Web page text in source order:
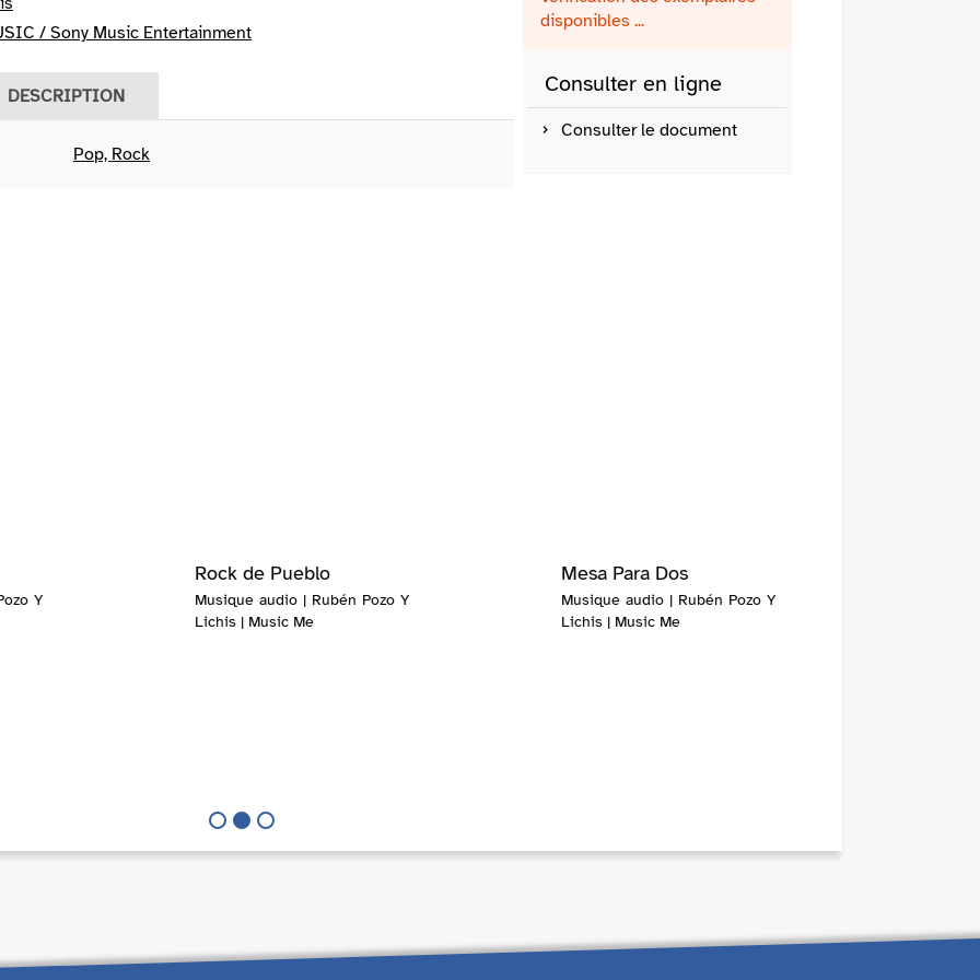
/ Sony Music Entertainment
DESCRIPTION
Pop, Rock
disponibles ...
Consulter en ligne
Consulter le document
Rock de Pueblo
Musique audio | Rubén Pozo Y
Lichis | Music Me
Mesa Para Dos
Musique audio | Rubén Pozo Y
Lichis | Music Me
Y